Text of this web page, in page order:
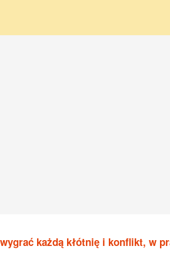
każdą kłótnię i konflikt, w